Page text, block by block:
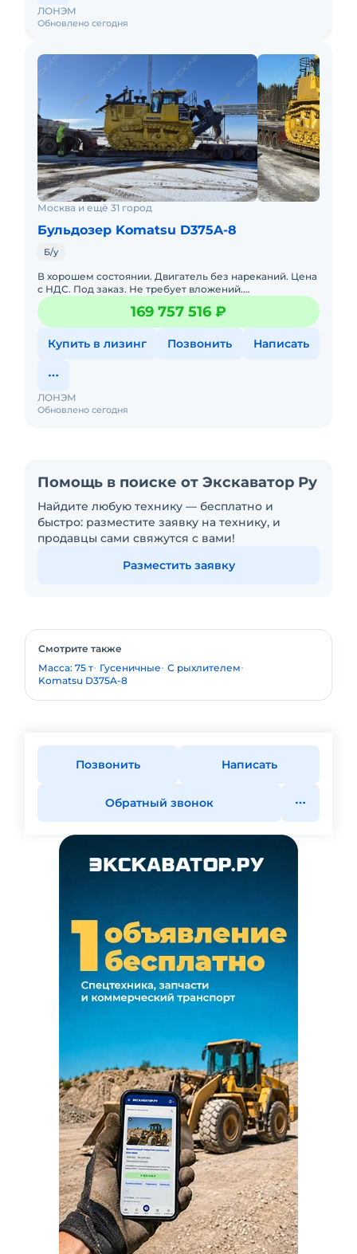
Обновлено сегодня
ЛОНЭМ
Москва и ещё 31 город
Бульдозер Komatsu D375A-8
Б/у
В хорошем состоянии. Двигатель без нареканий. Цена
с НДС. Под заказ. Не требует вложений.
Обслуживалась у оф. дилера. Готова к эксплуатации.
Возможна продажа в169 757 516 ₽
Купить в лизинг Позвонить Написать
Обновлено сегодня
ЛОНЭМ
Помощь в поиске от Экскаватор Ру
Найдите любую технику — бесплатно и
быстро: разместите заявку на технику, и
продавцы сами свяжутся с вами!
Разместить заявку
Смотрите также
Масса: 75 т Гусеничные С рыхлителем
Komatsu D375A-8
Позвонить Написать
Обратный звонок